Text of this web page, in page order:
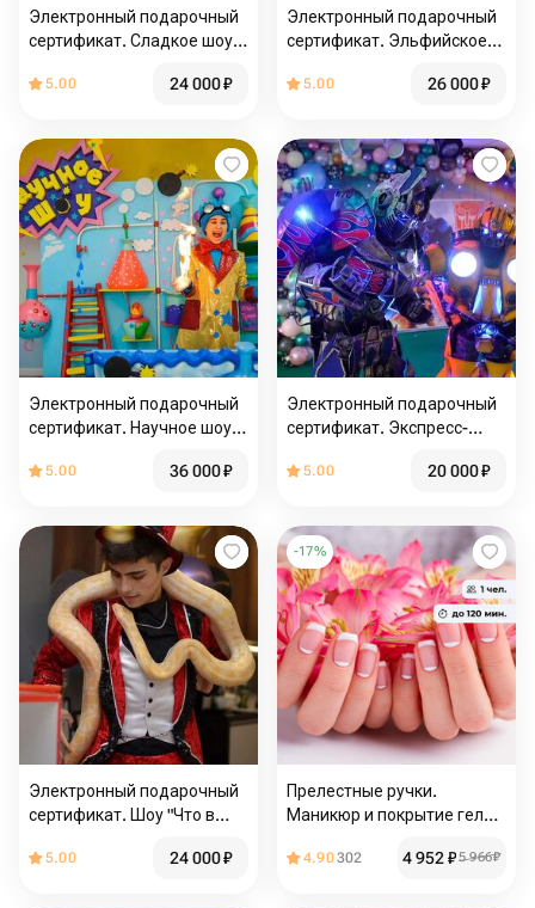
Электронный подарочный
сертификат. Сладкое шоу с
5.00 24 000₽
Электронный подарочный
сертификат. Эльфийское
Москве и МО
5.00 26 000₽
Электронный подарочный
сертификат. Научное шоу с
5.00 36 000₽
Электронный подарочный
сертификат. Экспресс-
тарнсформера с выездом
5.00 20 000₽
Электронный подарочный
сертификат. Шоу "Что в
выездом по Москве и МО
5.00 24 000₽
-17%
Прелестные ручки.
Маникюр и покрытие гель-
4.90302 4 952₽5 966₽